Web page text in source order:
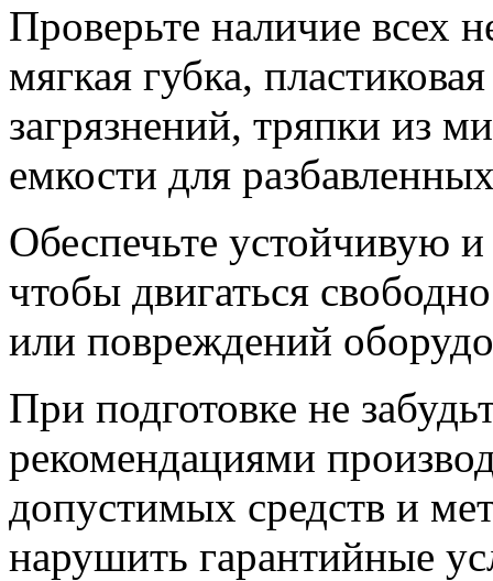
Проверьте наличие всех
мягкая губка,
загрязнений, тряпки из
емкости для
Обеспечьте устойчивую
чтобы двигаться
или повреждений
При подготовке не
рекомендациями
допустимых средств и
нарушить гарантийные